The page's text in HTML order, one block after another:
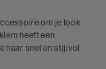
om je look
heeft een
haar snel en stijlvol